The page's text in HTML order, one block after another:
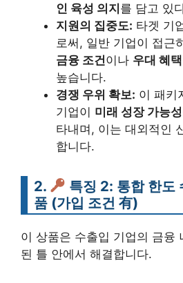
인 육성 의지를 담고 있
지원의 집중도: 타겟 기
로써, 일반 기업이 접근
금융 조건이나 우대 혜택
높습니다.
경쟁 우위 확보: 이 패키
기업이 미래 성장 가능
타내며, 이는 대외적인
합니다.
2. 특징 2: 통합 한도
품 (가입 조건 有)
이 상품은 수출입 기업의 금융
된 틀 안에서 해결합니다.